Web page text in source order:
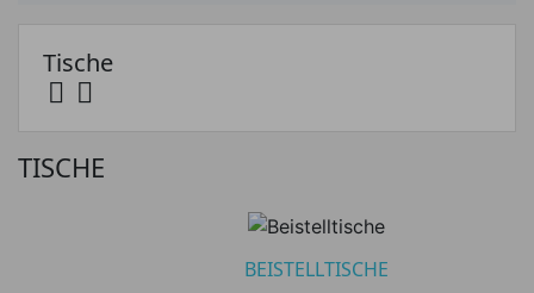
Tische
 
TISCHE
BEISTELLTISCHE